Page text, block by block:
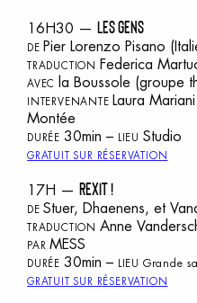
16H30 — LES GENS
DE Pier Lorenzo Pisano
TRADUCTION Federica
AVEC la Boussole (groupe
INTERVENANTE Laura
Montée
DURÉE 30min – LIEU Studio
GRATUIT SUR RÉSERVATION
17H — REXIT !
DEStuer, Dhaenens, et
TRADUCTION Anne
PARMESS
DURÉE 30min – LIEU Grande
GRATUIT SUR RÉSERVATION